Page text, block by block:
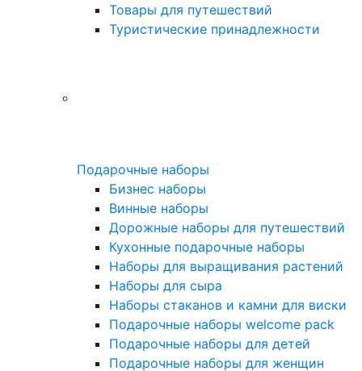
Товары для путешествий
Туристические принадлежности
Подарочные наборы
Бизнес наборы
Винные наборы
Дорожные наборы для путешествий
Кухонные подарочные наборы
Наборы для выращивания растений
Наборы для сыра
Наборы стаканов и камни для виски
Подарочные наборы welcome pack
Подарочные наборы для детей
Подарочные наборы для женщин